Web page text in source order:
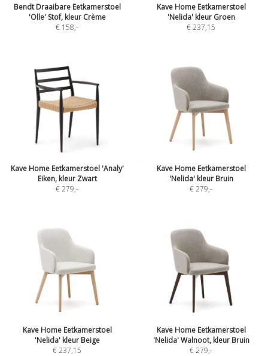
Bendt Draaibare Eetkamerstoel
'Olle' Stof, kleur Crème
€ 158,-
Kave Home Eetkamerstoel
'Nelida' kleur Groen
€ 237,15
Kave Home Eetkamerstoel 'Analy'
Eiken, kleur Zwart
€ 279,-
Kave Home Eetkamerstoel
'Nelida' kleur Bruin
€ 279,-
Kave Home Eetkamerstoel
'Nelida' kleur Beige
€ 237,15
Kave Home Eetkamerstoel
'Nelida' Walnoot, kleur Bruin
€ 279,-